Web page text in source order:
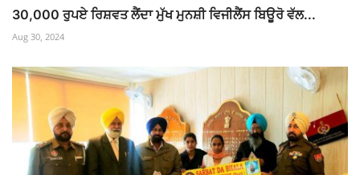
30,000 ਰੁਪਏ ਰਿਸ਼ਵਤ ਲੈਂਦਾ ਮੁੱਖ ਮੁਨਸ਼ੀ ਵਿਜੀਲੈਂਸ ਬਿਊਰੋ ਵੱਲ...
Aug 30, 2024